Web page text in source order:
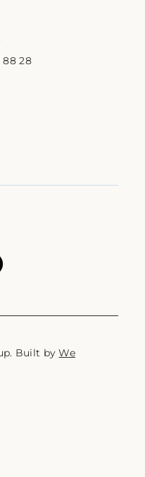
Built byWe
88 28